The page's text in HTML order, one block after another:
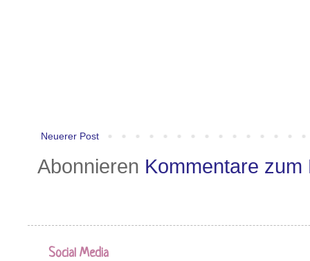
Neuerer Post
Abonnieren Kommentare zum
Social Media